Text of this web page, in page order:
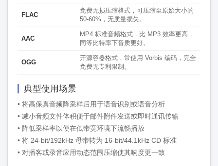
FLAC
免费无损压缩格式，可压缩至原始大小的
50-60%，无质量损失。
AAC
MP4 标准音频格式，比 MP3 效率更高，
同等比特率下音质更好。
OGG
开源容器格式，常使用 Vorbis 编码，完全
免费无专利限制。
典型使用场景
• 将高保真音频降采样后用于语音识别或语音分析
• 减小音频文件体积便于邮件附件发送或即时通讯传输
• 降低采样率以便在低带宽环境下流畅播放
• 将 24-bit/192kHz 母带转为 16-bit/44.1kHz CD 标准
• 对播客或录音应用动态范围压缩使其响度更一致